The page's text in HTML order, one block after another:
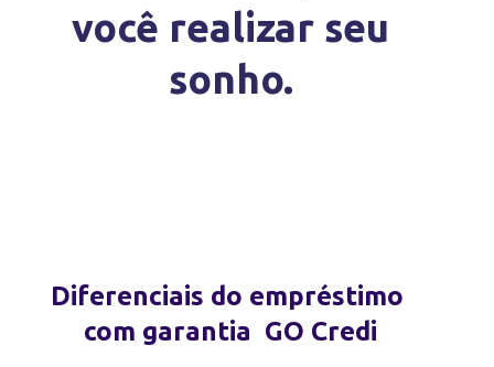
você realizar seu
sonho.
Diferenciais do empréstimo
com garantia GO Credi